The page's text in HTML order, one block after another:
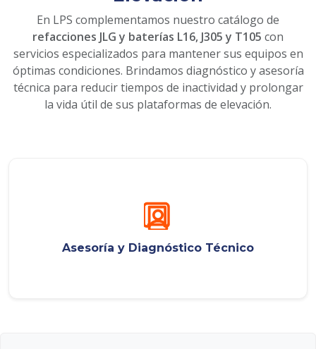
En LPS complementamos nuestro catálogo de
refacciones JLG y baterías L16, J305 y T105 con
servicios especializados para mantener sus equipos en
óptimas condiciones. Brindamos diagnóstico y asesoría
técnica para reducir tiempos de inactividad y prolongar
la vida útil de sus plataformas de elevación.
Asesoría y Diagnóstico Técnico